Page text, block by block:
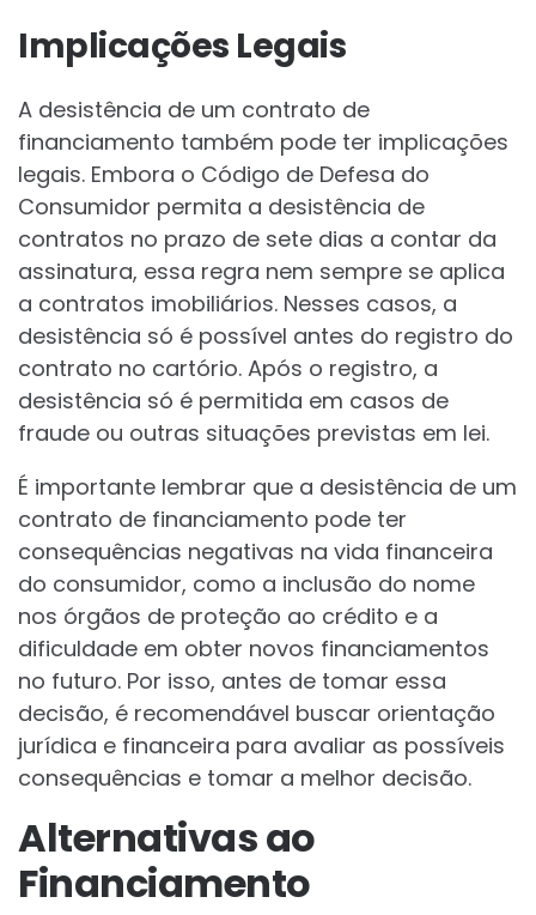
Implicações Legais
A desistência de um contrato de
financiamento também pode ter implicações
legais. Embora o Código de Defesa do
Consumidor permita a desistência de
contratos no prazo de sete dias a contar da
assinatura, essa regra nem sempre se aplica
a contratos imobiliários. Nesses casos, a
desistência só é possível antes do registro do
contrato no cartório. Após o registro, a
desistência só é permitida em casos de
fraude ou outras situações previstas em lei.
É importante lembrar que a desistência de um
contrato de financiamento pode ter
consequências negativas na vida financeira
do consumidor, como a inclusão do nome
nos órgãos de proteção ao crédito e a
dificuldade em obter novos financiamentos
no futuro. Por isso, antes de tomar essa
decisão, é recomendável buscar orientação
jurídica e financeira para avaliar as possíveis
consequências e tomar a melhor decisão.
Alternativas ao
Financiamento